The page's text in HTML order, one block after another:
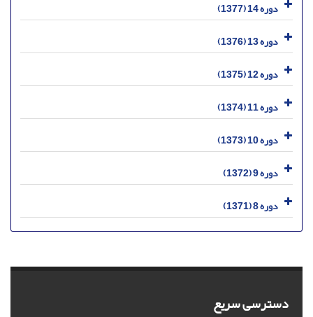
دوره 14 (1377)
دوره 13 (1376)
دوره 12 (1375)
دوره 11 (1374)
دوره 10 (1373)
دوره 9 (1372)
دوره 8 (1371)
دسترسی سریع